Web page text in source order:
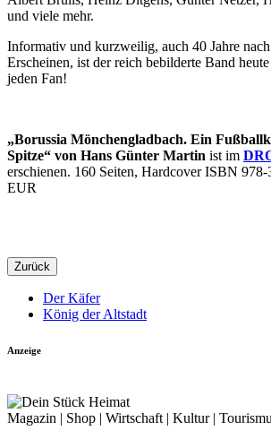
und viele mehr.
Informativ und kurzweilig, auch 40 Jahre nach
Erscheinen, ist der reich bebilderte Band
jeden Fan!
„Borussia Mönchengladbach. Ein
Spitze“ von Hans Günter Martin ist im
erschienen. 160 Seiten, Hardcover ISBN
EUR
Zurück
Der Käfer
König der Altstadt
Anzeige
Magazin | Shop | Wirtschaft | Kultur |